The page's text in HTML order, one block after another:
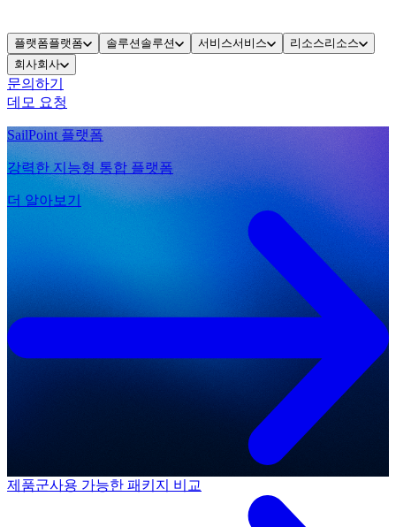
플랫폼플랫폼 솔루션 솔루션 서비스서비스 리소스리소스
회사회사
문의하기
데모 요청
SailPoint 플랫폼
강력한 지능형 통합 플랫폼
더 알아보기
제품군사용 가능한 패키지 비교